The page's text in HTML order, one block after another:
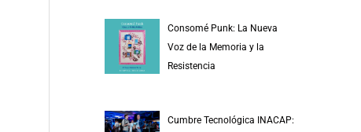
Consomé Punk: La Nueva
Voz de la Memoria y la
Resistencia
Cumbre Tecnológica INACAP: